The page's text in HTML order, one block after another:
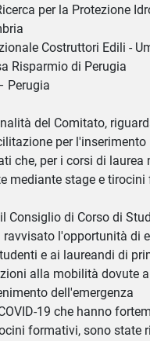
per la Protezione
Costruttori Edili -
Risparmio di Perugia
Perugia
del Comitato,
per l'inserimento
che, per i corsi di laurea
mediante stage e
Consiglio di Corso di
ravvisato l'opportunità di
e ai laureandi di
alla mobilità dovute
dell'emergenza
19 che hanno
formativi, sono state